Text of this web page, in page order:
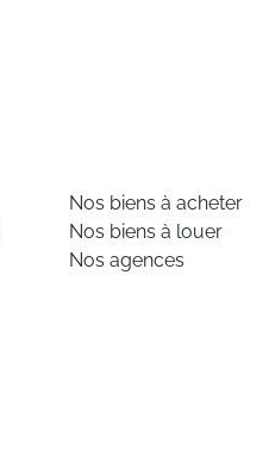
Nos biens à acheter
Nos biens à louer
Nos agences